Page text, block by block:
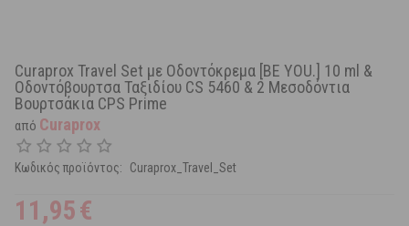
Curaprox Travel Set με Οδοντόκρεμα [BE YOU.] 10 ml &
Οδοντόβουρτσα Ταξιδίου CS 5460 & 2 Μεσοδόντια
Βουρτσάκια CPS Prime
από Curaprox
Κωδικός προϊόντος: Curaprox_Travel_Set
11,95€